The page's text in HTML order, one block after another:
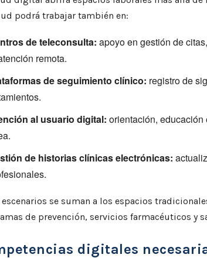
podrá trabajar también en:
de teleconsulta: apoyo en gestión de
remota.
de seguimiento clínico: registro de
al usuario digital: orientación,
de historias clínicas electrónicas:
escenarios se suman a los espacios
de prevención, servicios farmacéuticos y
digitales